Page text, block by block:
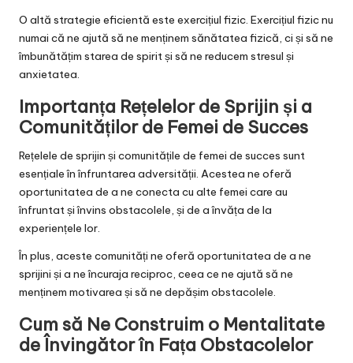
O altă strategie eficientă este exercițiul fizic. Exercițiul fizic nu
numai că ne ajută să ne menținem sănătatea fizică, ci și să ne
îmbunătățim starea de spirit și să ne reducem stresul și
anxietatea.
Importanța Rețelelor de Sprijin și a
Comunităților de Femei de Succes
Rețelele de sprijin și comunitățile de femei de succes sunt
esențiale în înfruntarea adversității. Acestea ne oferă
oportunitatea de a ne conecta cu alte femei care au
înfruntat și învins obstacolele, și de a învăța de la
experiențele lor.
În plus, aceste comunități ne oferă oportunitatea de a ne
sprijini și a ne încuraja reciproc, ceea ce ne ajută să ne
menținem motivarea și să ne depășim obstacolele.
Cum să Ne Construim o Mentalitate
de Învingător în Fața Obstacolelor